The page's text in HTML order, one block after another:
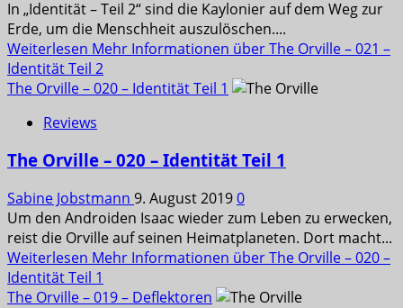
In „Identität – Teil 2“ sind die Kaylonier auf dem Weg zur
Erde, um die Menschheit auszulöschen....
Weiterlesen Mehr Informationen über The Orville – 021 –
Identität Teil 2
The Orville – 020 – Identität Teil 1
Reviews
The Orville – 020 – Identität Teil 1
Sabine Jobstmann 9. August 20190
Um den Androiden Isaac wieder zum Leben zu erwecken,
reist die Orville auf seinen Heimatplaneten. Dort macht...
Weiterlesen Mehr Informationen über The Orville – 020 –
Identität Teil 1
The Orville – 019 – Deflektoren